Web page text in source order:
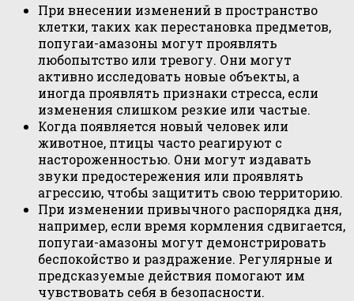
При внесении изменений в пространство
клетки, таких как перестановка предметов,
попугаи-амазоны могут проявлять
любопытство или тревогу. Они могут
активно исследовать новые объекты, а
иногда проявлять признаки стресса, если
изменения слишком резкие или частые.
Когда появляется новый человек или
животное, птицы часто реагируют с
настороженностью. Они могут издавать
звуки предостережения или проявлять
агрессию, чтобы защитить свою территорию.
При изменении привычного распорядка дня,
например, если время кормления сдвигается,
попугаи-амазоны могут демонстрировать
беспокойство и раздражение. Регулярные и
предсказуемые действия помогают им
чувствовать себя в безопасности.